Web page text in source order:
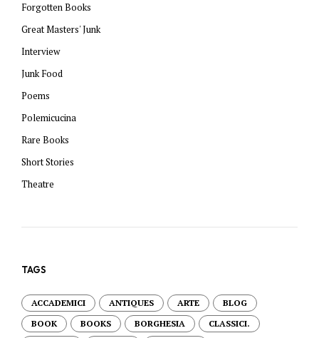
Forgotten Books
Great Masters' Junk
Interview
Junk Food
Poems
Polemicucina
Rare Books
Short Stories
Theatre
TAGS
ACCADEMICI ANTIQUES ARTE
BLOG
BOOK
BOOKS BORGHESIA
CLASSICI.